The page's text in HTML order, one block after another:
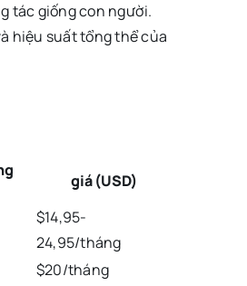
tác giống con người.
hiệu suất tổng thể của
giá (USD)
$14,95-
24,95/tháng
$20/tháng